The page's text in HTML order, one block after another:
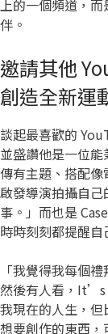
上的一個頻道，
伴。
邀請其他
創造全新運
談起最喜歡的
並盛讚他是一位
傳有主題、搭配像
啟發導演拍攝自
事。」而也是
時時刻刻都提醒自
「我覺得我每個
然後有人看，
我現在的人生，
想要創作的東西